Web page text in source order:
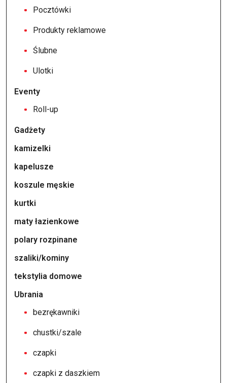
Pocztówki
Produkty reklamowe
Ślubne
Ulotki
Eventy
Roll-up
Gadżety
kamizelki
kapelusze
koszule męskie
kurtki
maty łazienkowe
polary rozpinane
szaliki/kominy
tekstylia domowe
Ubrania
bezrękawniki
chustki/szale
czapki
czapki z daszkiem